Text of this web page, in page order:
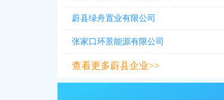
蔚县绿舟置业有限公司
张家口环景能源有限公司
查看更多蔚县企业>>